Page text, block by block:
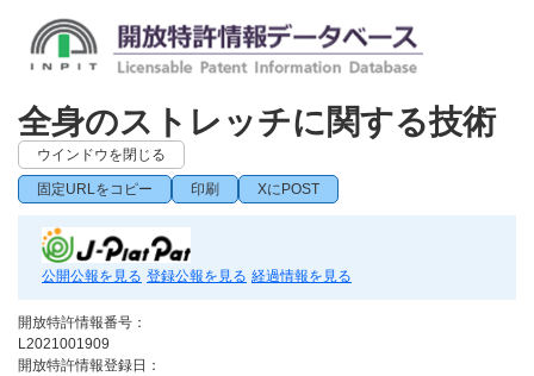
全身のストレッチに関する技術
ウインドウを閉じる
固定URLをコピー 印刷 XにPOST
公開公報を見る 登録公報を見る 経過情報を見る
開放特許情報番号：
L2021001909
開放特許情報登録日：